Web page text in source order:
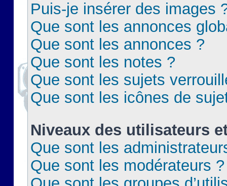
Puis-je insérer des images
Que sont les annonces
Que sont les annonces ?
Que sont les notes ?
Que sont les sujets
Que sont les icônes de
Niveaux des utilisateurs
Que sont les
Que sont les modérateurs ?